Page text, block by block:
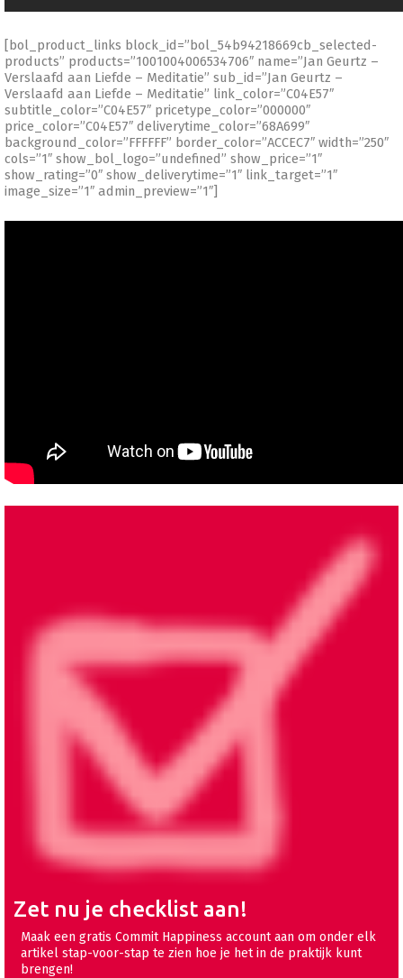
[bol_product_links block_id=”bol_54b94218669cb_selected-
products” products=”1001004006534706″ name=”Jan Geurtz –
Verslaafd aan Liefde – Meditatie” sub_id=”Jan Geurtz –
Verslaafd aan Liefde – Meditatie” link_color=”C04E57″
subtitle_color=”C04E57″ pricetype_color=”000000″
price_color=”C04E57″ deliverytime_color=”68A699″
background_color=”FFFFFF” border_color=”ACCEC7″ width=”250″
cols=”1″ show_bol_logo=”undefined” show_price=”1″
show_rating=”0″ show_deliverytime=”1″ link_target=”1″
image_size=”1″ admin_preview=”1″]
Zet nu je checklist aan!
Maak een gratis Commit Happiness account aan om onder elk
artikel stap-voor-stap te zien hoe je het in de praktijk kunt
brengen!